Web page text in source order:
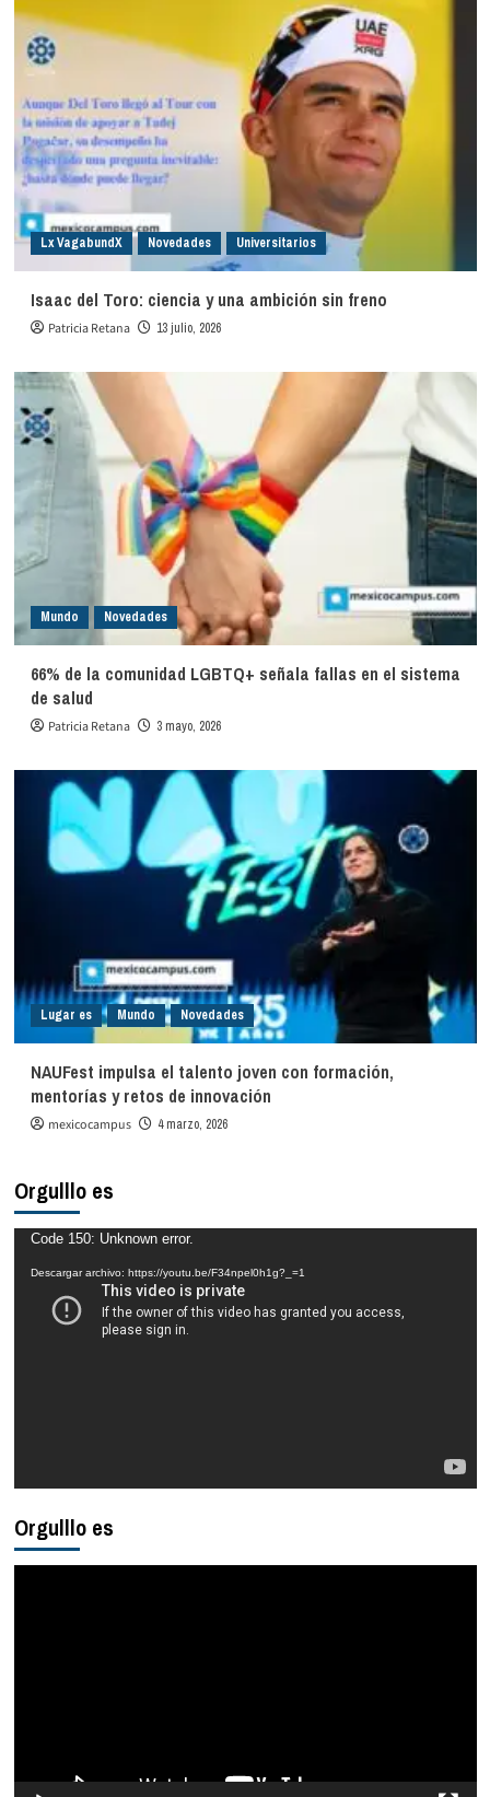
Lx VagabundX Novedades Universitarios
Isaac del Toro: ciencia y una ambición sin freno
Patricia Retana 13 julio, 2026
Mundo Novedades
66% de la comunidad LGBTQ+ señala fallas en el sistema
de salud
Patricia Retana 3 mayo, 2026
Lugar es Mundo Novedades
NAUFest impulsa el talento joven con formación,
mentorías y retos de innovación
mexicocampus 4 marzo, 2026
Orgulllo es
Reproductor
de
Code 150: Unknown error.
Descargar archivo: https://youtu.be/F34npel0h1g?_=1
Orgulllo es